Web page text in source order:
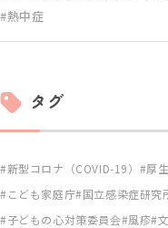
#熱中症
タグ
新型コロナ（COVID-19） 厚
こども家庭庁 国立感染症研究
子どもの心対策委員会 風疹